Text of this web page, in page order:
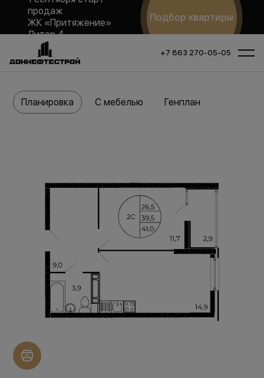
продаж
ЖК «Притяжение»
Литер 4
Подбор квартиры
+7 863 270-05-05
Планировка С мебелью Генплан